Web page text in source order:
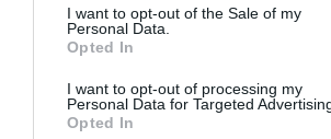
I want to opt-out of the Sale of my
Personal Data.
Opted In
I want to opt-out of processing my
Personal Data for Targeted
Opted In
Nathan είναι ένας διεθνής ηγέτης